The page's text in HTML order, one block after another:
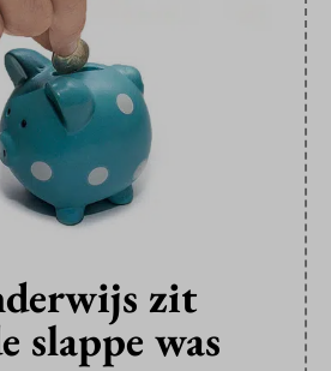
zit
slappe was